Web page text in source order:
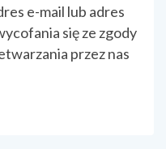
e-mail lub adres
się ze zgody
przez nas